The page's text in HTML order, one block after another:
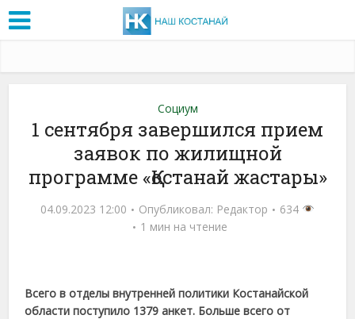
Социум
1 сентября завершился прием
заявок по жилищной
программе «Қостанай жастары»
04.09.2023 12:00 Опубликовал: Редактор
634
1 мин на чтение
Всего в отделы внутренней политики Костанайской
области поступило 1379 анкет. Больше всего от